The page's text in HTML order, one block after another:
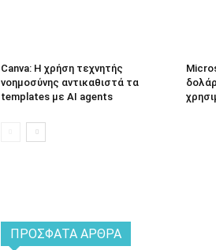
Canva: Η χρήση τεχνητής
νοημοσύνης αντικαθιστά τα
templates με AI agents
ΠΡΌΣΦΑΤΑ ΆΡΘΡΑ